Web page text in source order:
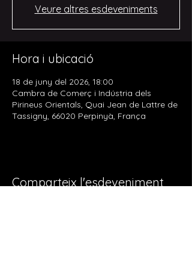
Veure altres esdeveniments
Hora i ubicació
18 de juny del 2026, 18:00
Cambra de Comerç i Indústria dels
Pirineus Orientals, Quai Jean de Lattre de
Tassigny, 66020 Perpinyà, França
Comparteix l'esdeveniment